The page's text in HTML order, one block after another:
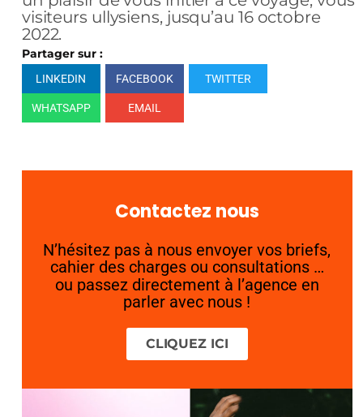
visiteurs ullysiens, jusqu’au 16 octobre
2022.
Partager sur :
LINKEDIN FACEBOOK TWITTER
WHATSAPP EMAIL
Contactez nous
N’hésitez pas à nous envoyer vos briefs,
cahier des charges ou consultations …
ou passez directement à l’agence en
parler avec nous !
CLIQUEZ ICI